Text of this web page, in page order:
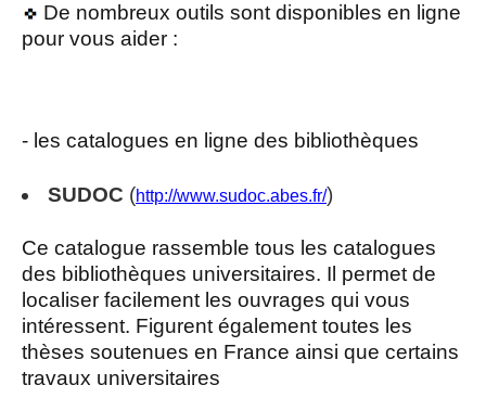
De nombreux outils sont disponibles en ligne
pour vous aider :
- les catalogues en ligne des bibliothèques
SUDOC (http://www.sudoc.abes.fr/)
Ce catalogue rassemble tous les catalogues
des bibliothèques universitaires. Il permet de
localiser facilement les ouvrages qui vous
intéressent. Figurent également toutes les
thèses soutenues en France ainsi que certains
travaux universitaires